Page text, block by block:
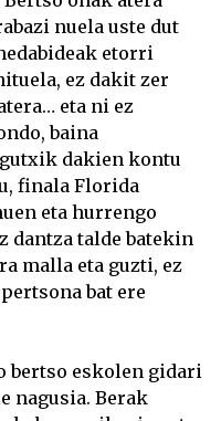
nuela uste dut
etorri
ez dakit zer
eta ni ez
baina
dakien kontu
finala Florida
eta hurrengo
dantza talde batekin
malla eta guzti, ez
bat ere
bertso eskolen gidari
nagusia. Berak